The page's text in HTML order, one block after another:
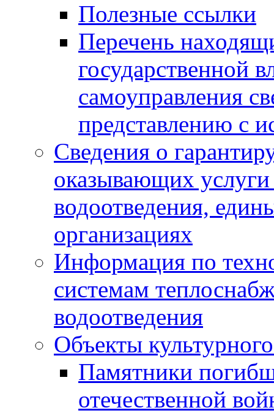
Полезные ссылки
Перечень
государственной
самоуправления
представлению с
Сведения о
оказывающих
водоотведения,
организациях
Информация по
системам
водоотведения
Объекты
Памятники
отечественной